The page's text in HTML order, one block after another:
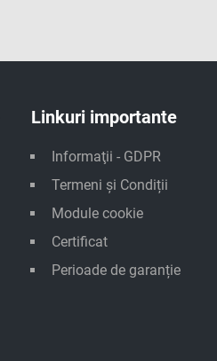
Linkuri importante
Informaţii - GDPR
Termeni și Condiții
Module cookie
Certificat
Perioade de garanție